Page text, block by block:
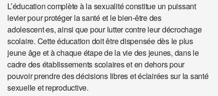
L’éducation complète à la sexualité constitue un puissant
levier pour protéger la santé et le bien-être des
adolescent·es, ainsi que pour lutter contre leur décrochage
scolaire. Cette éducation doit être dispensée dès le plus
jeune âge et à chaque étape de la vie des jeunes, dans le
cadre des établissements scolaires et en dehors pour
pouvoir prendre des décisions libres et éclairées sur la santé
sexuelle et reproductive.